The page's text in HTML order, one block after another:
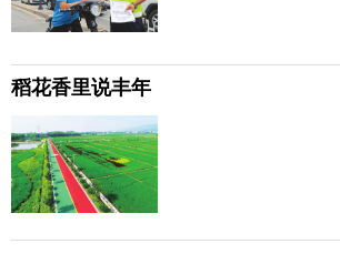
稻花香里说丰年